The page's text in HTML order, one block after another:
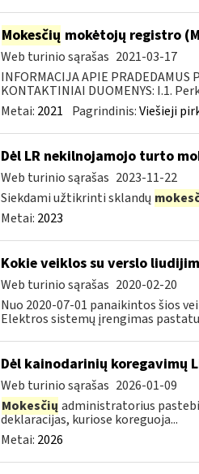
Mokesčių mokėtojų registro
Web turinio sąrašas 2021-03-17
INFORMACIJA APIE
KONTAKTINIAI DUOMENYS: I.1.
Metai: 2021 Pagrindinis:Viešieji
Dėl LR nekilnojamojo turto
Web turinio sąrašas 2023-11-22
Siekdami užtikrinti sklandų
Metai: 2023
Kokie veiklos su verslo
Web turinio sąrašas 2020-02-20
Nuo 2020-07-01 panaikintos šios
Elektros sistemų įrengimas
Dėl kainodarinių koregavimų
Web turinio sąrašas 2026-01-09
Mokesčių administratorius
deklaracijas, kuriose koreguoja...
Metai: 2026